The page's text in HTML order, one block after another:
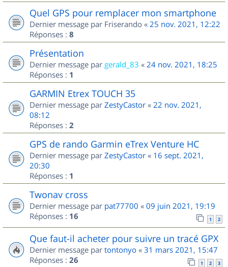
Quel GPS pour remplacer mon smartphone
Dernier message par Friserando « 25 nov. 2021, 12:22
Réponses : 8
Présentation
Dernier message par gerald_83 « 24 nov. 2021, 18:25
Réponses : 1
GARMIN Etrex TOUCH 35
Dernier message par ZestyCastor « 22 nov. 2021,
08:12
Réponses : 2
GPS de rando Garmin eTrex Venture HC
Dernier message par ZestyCastor « 16 sept. 2021,
20:30
Réponses : 1
Twonav cross
Dernier message par pat77700 « 09 juin 2021, 19:19
Réponses : 16 1 2
Que faut-il acheter pour suivre un tracé GPX
Dernier message par tontonyo « 31 mars 2021, 15:47
Réponses : 26 1 2 3